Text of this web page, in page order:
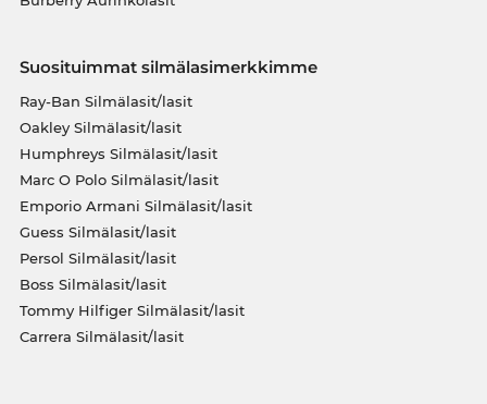
Suosituimmat silmälasimerkkimme
Ray-Ban Silmälasit/lasit
Oakley Silmälasit/lasit
Humphreys Silmälasit/lasit
Marc O Polo Silmälasit/lasit
Emporio Armani Silmälasit/lasit
Guess Silmälasit/lasit
Persol Silmälasit/lasit
Boss Silmälasit/lasit
Tommy Hilfiger Silmälasit/lasit
Carrera Silmälasit/lasit